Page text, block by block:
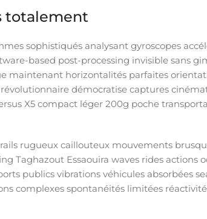
totalement
sophistiqués analysant gyroscopes
based post-processing invisible sans
maintenant horizontalités parfaites
démocratise captures
X5 compact léger 200g poche
rugueux caillouteux mouvements
Taghazout Essaouira waves rides actions
publics vibrations véhicules absorbées
complexes spontanéités limitées